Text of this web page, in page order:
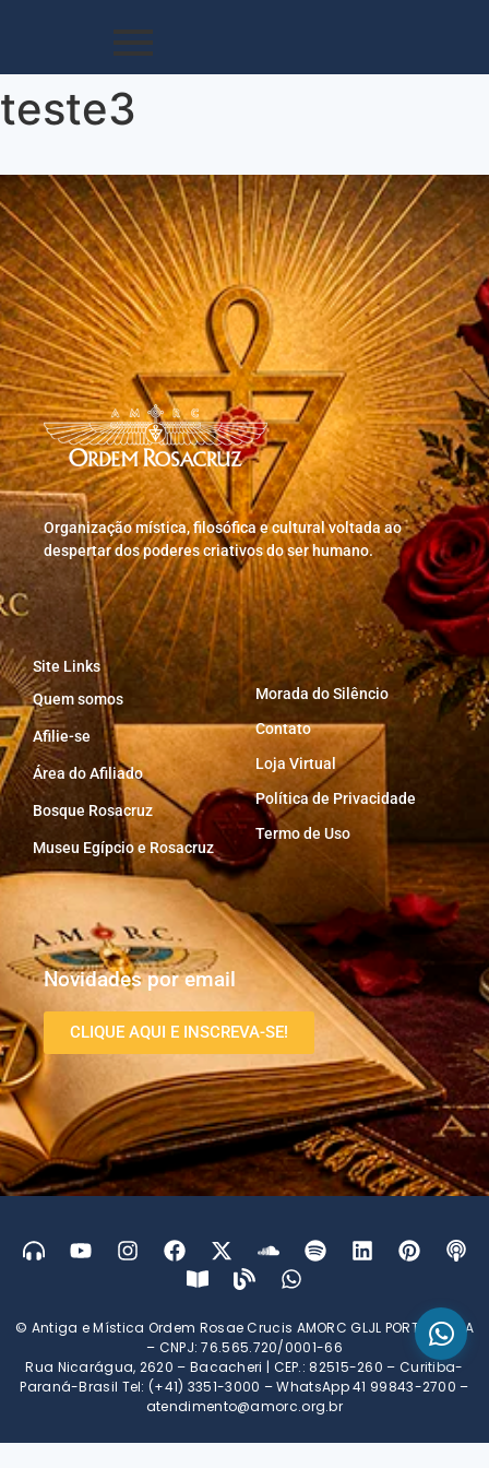
teste3
Organização mística, filosófica e cultural voltada ao
despertar dos poderes criativos do ser humano.
Site Links
Quem somos
Afilie-se
Área do Afiliado
Bosque Rosacruz
Museu Egípcio e Rosacruz
Morada do Silêncio
Contato
Loja Virtual
Política de Privacidade
Termo de Uso
Novidades por email
CLIQUE AQUI E INSCREVA-SE!
© Antiga e Mística Ordem Rosae Crucis AMORC GLJL PORTUGUESA
– CNPJ: 76.565.720/0001-66
Rua Nicarágua, 2620 – Bacacheri | CEP.: 82515-260 – Curitiba-
Paraná-Brasil Tel: (+41) 3351-3000 – WhatsApp 41 99843-2700 –
atendimento@amorc.org.br